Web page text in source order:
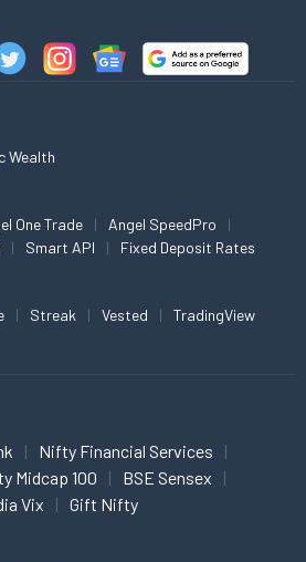
Wealth
One Trade
Angel SpeedPro
Smart API Fixed Deposit Rates
Streak Vested TradingView
Nifty Financial Services
Midcap 100
BSE Sensex
Vix Gift Nifty